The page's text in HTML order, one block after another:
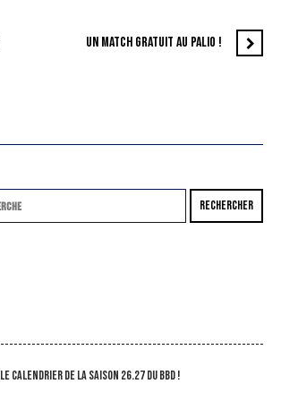
UN MATCH GRATUIT AU PALIO !
RECHERCHER
LE CALENDRIER DE LA SAISON 26.27 DU BBD !